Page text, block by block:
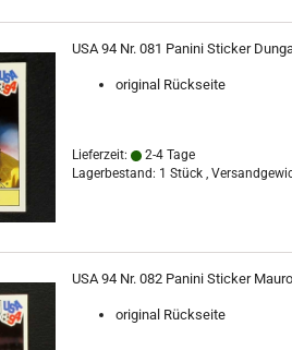
USA 94 Nr. 081 Panini Sticker
original Rückseite
Lieferzeit:
2-4 Tage
Lagerbestand: 1 Stück ,
USA 94 Nr. 082 Panini Sticker
original Rückseite